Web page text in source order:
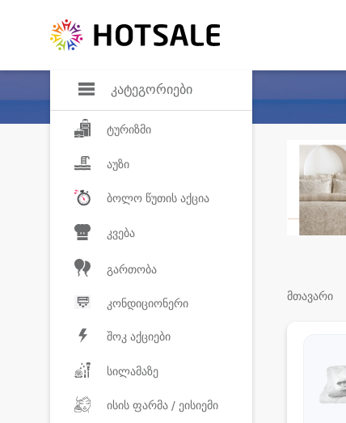
კატეგორიები
ტურიზმი
აუზი
ბოლო წუთის აქცია
კვება
გართობა
კონდიციონერი
შოკ აქციები
სილამაზე
ისის ფარმა / ეისიემი
მთავარი